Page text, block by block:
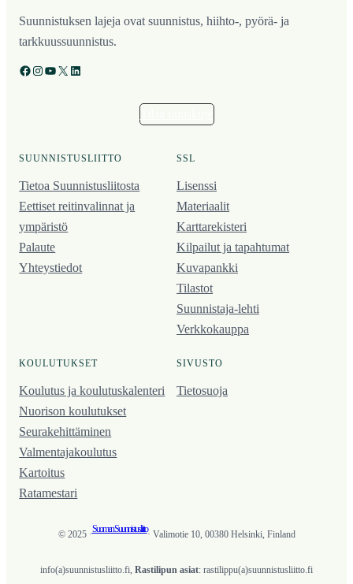
Suunnistuksen lajeja ovat suunnistus, hiihto-, pyörä- ja
tarkkuussuunnistus.
Facebook Instagram YouTube X LinkedIn
SUUNNISTUSLIITTO
Tietoa Suunnistusliitosta
Eettiset reitinvalinnat ja
ympäristö
Palaute
Yhteystiedot
SSL
Lisenssi
Materiaalit
Karttarekisteri
Kilpailut ja tapahtumat
Kuvapankki
Tilastot
Suunnistaja-lehti
Verkkokauppa
KOULUTUKSET
Koulutus ja koulutus­kalenteri
Nuorison koulutukset
Seura­kehittäminen
Valmentaja­koulutus
Kartoitus
Ratamestari
SIVUSTO
Tietosuoja
© 2025 ·
Suomen Suunnistusliitto
· Valimotie 10, 00380 Helsinki, Finland
info(a)suunnistusliitto.fi, Rastilipun asiat: rastilippu(a)suunnistusliitto.fi